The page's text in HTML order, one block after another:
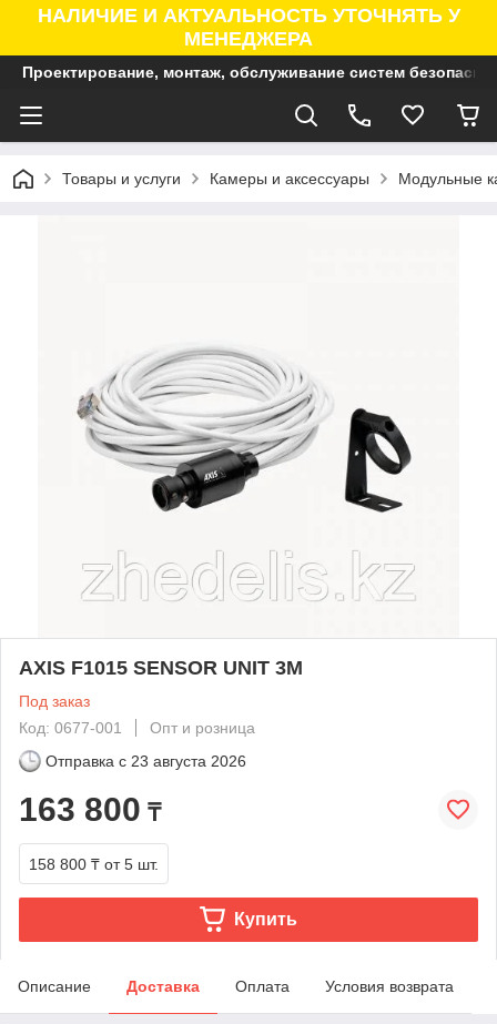
НАЛИЧИЕ И АКТУАЛЬНОСТЬ УТОЧНЯТЬ У
МЕНЕДЖЕРА
Проектирование, монтаж, обслуживание систем
Товары и услуги Камеры и аксессуары Модульные
AXIS F1015 SENSOR UNIT 3M
Под заказ
Код: 0677-001
Опт и розница
Отправка с 23 августа 2026
163 800 ₸
158 800 ₸ от 5 шт.
Купить
Описание Доставка Оплата Условия возврата